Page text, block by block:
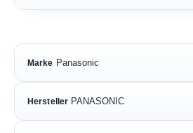
Marke Panasonic
Hersteller PANASONIC